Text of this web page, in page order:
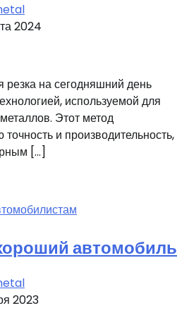
2024
на сегодняшний день
используемой для
Этот метод
и производительность,
[…]
автомобиль
2023